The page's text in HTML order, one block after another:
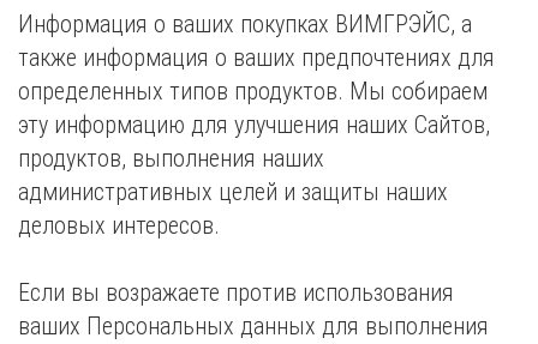
Информация о ваших покупках ВИМГРЭЙС, а
также информация о ваших предпочтениях для
определенных типов продуктов. Мы собираем
эту информацию для улучшения наших Сайтов,
продуктов, выполнения наших
административных целей и защиты наших
деловых интересов.
Если вы возражаете против использования
ваших Персональных данных для выполнения